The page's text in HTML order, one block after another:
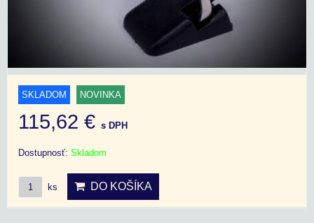
SKLADOM NOVINKA
115,62 € s DPH
Dostupnosť: Skladom
ks DO KOŠÍKA